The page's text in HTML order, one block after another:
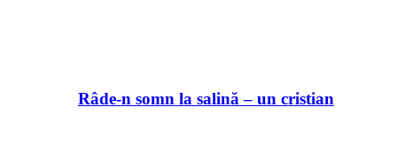
Râde-n somn la salină – un cristian